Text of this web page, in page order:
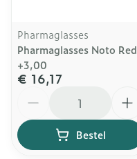
Pharmaglasses
Pharmaglasses Noto Red
+3,00
€ 16,17
Bestel